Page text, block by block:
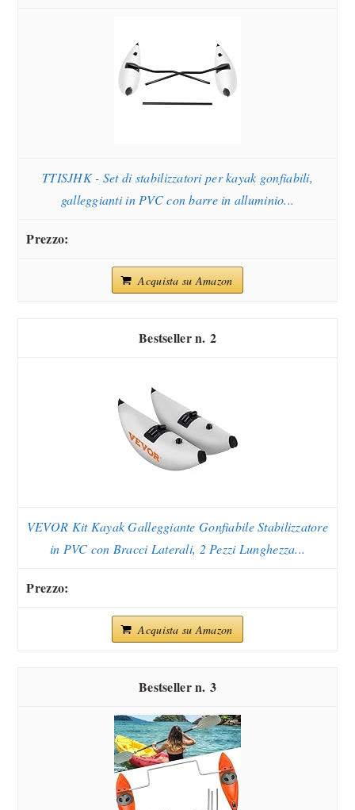
TTISJHK - Set di stabilizzatori per kayak gonfiabili,
galleggianti in PVC con barre in alluminio...
Acquista su Amazon
2
VEVOR Kit Kayak Galleggiante Gonfiabile Stabilizzatore
in PVC con Bracci Laterali, 2 Pezzi Lunghezza...
Acquista su Amazon
3